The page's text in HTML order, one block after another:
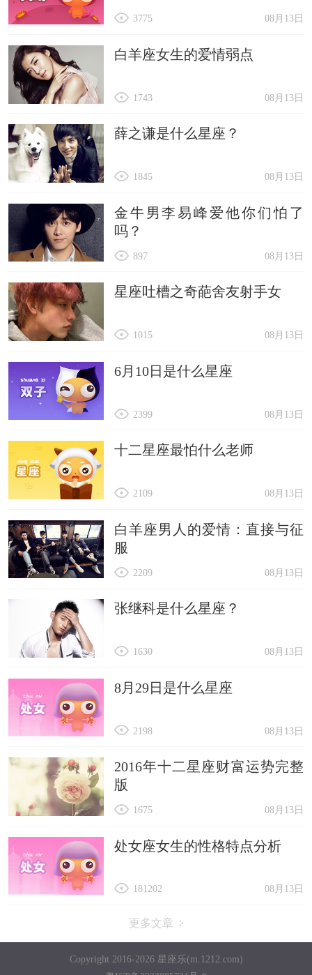
08月13日
3775
白羊座女生的爱情弱点
08月13日
1743
薛之谦是什么星座？
08月13日
1845
金牛男李易峰爱他你们怕了
吗？
08月13日
897
星座吐槽之奇葩舍友射手女
08月13日
1015
6月10日是什么星座
08月13日
2399
十二星座最怕什么老师
08月13日
2109
白羊座男人的爱情：直接与征
服
08月13日
2209
张继科是什么星座？
08月13日
1630
8月29日是什么星座
08月13日
2198
2016年十二星座财富运势完整
版
08月13日
1675
处女座女生的性格特点分析
08月13日
181202
更多文章
Copyright 2016-2026 星座乐(m.1212.com)